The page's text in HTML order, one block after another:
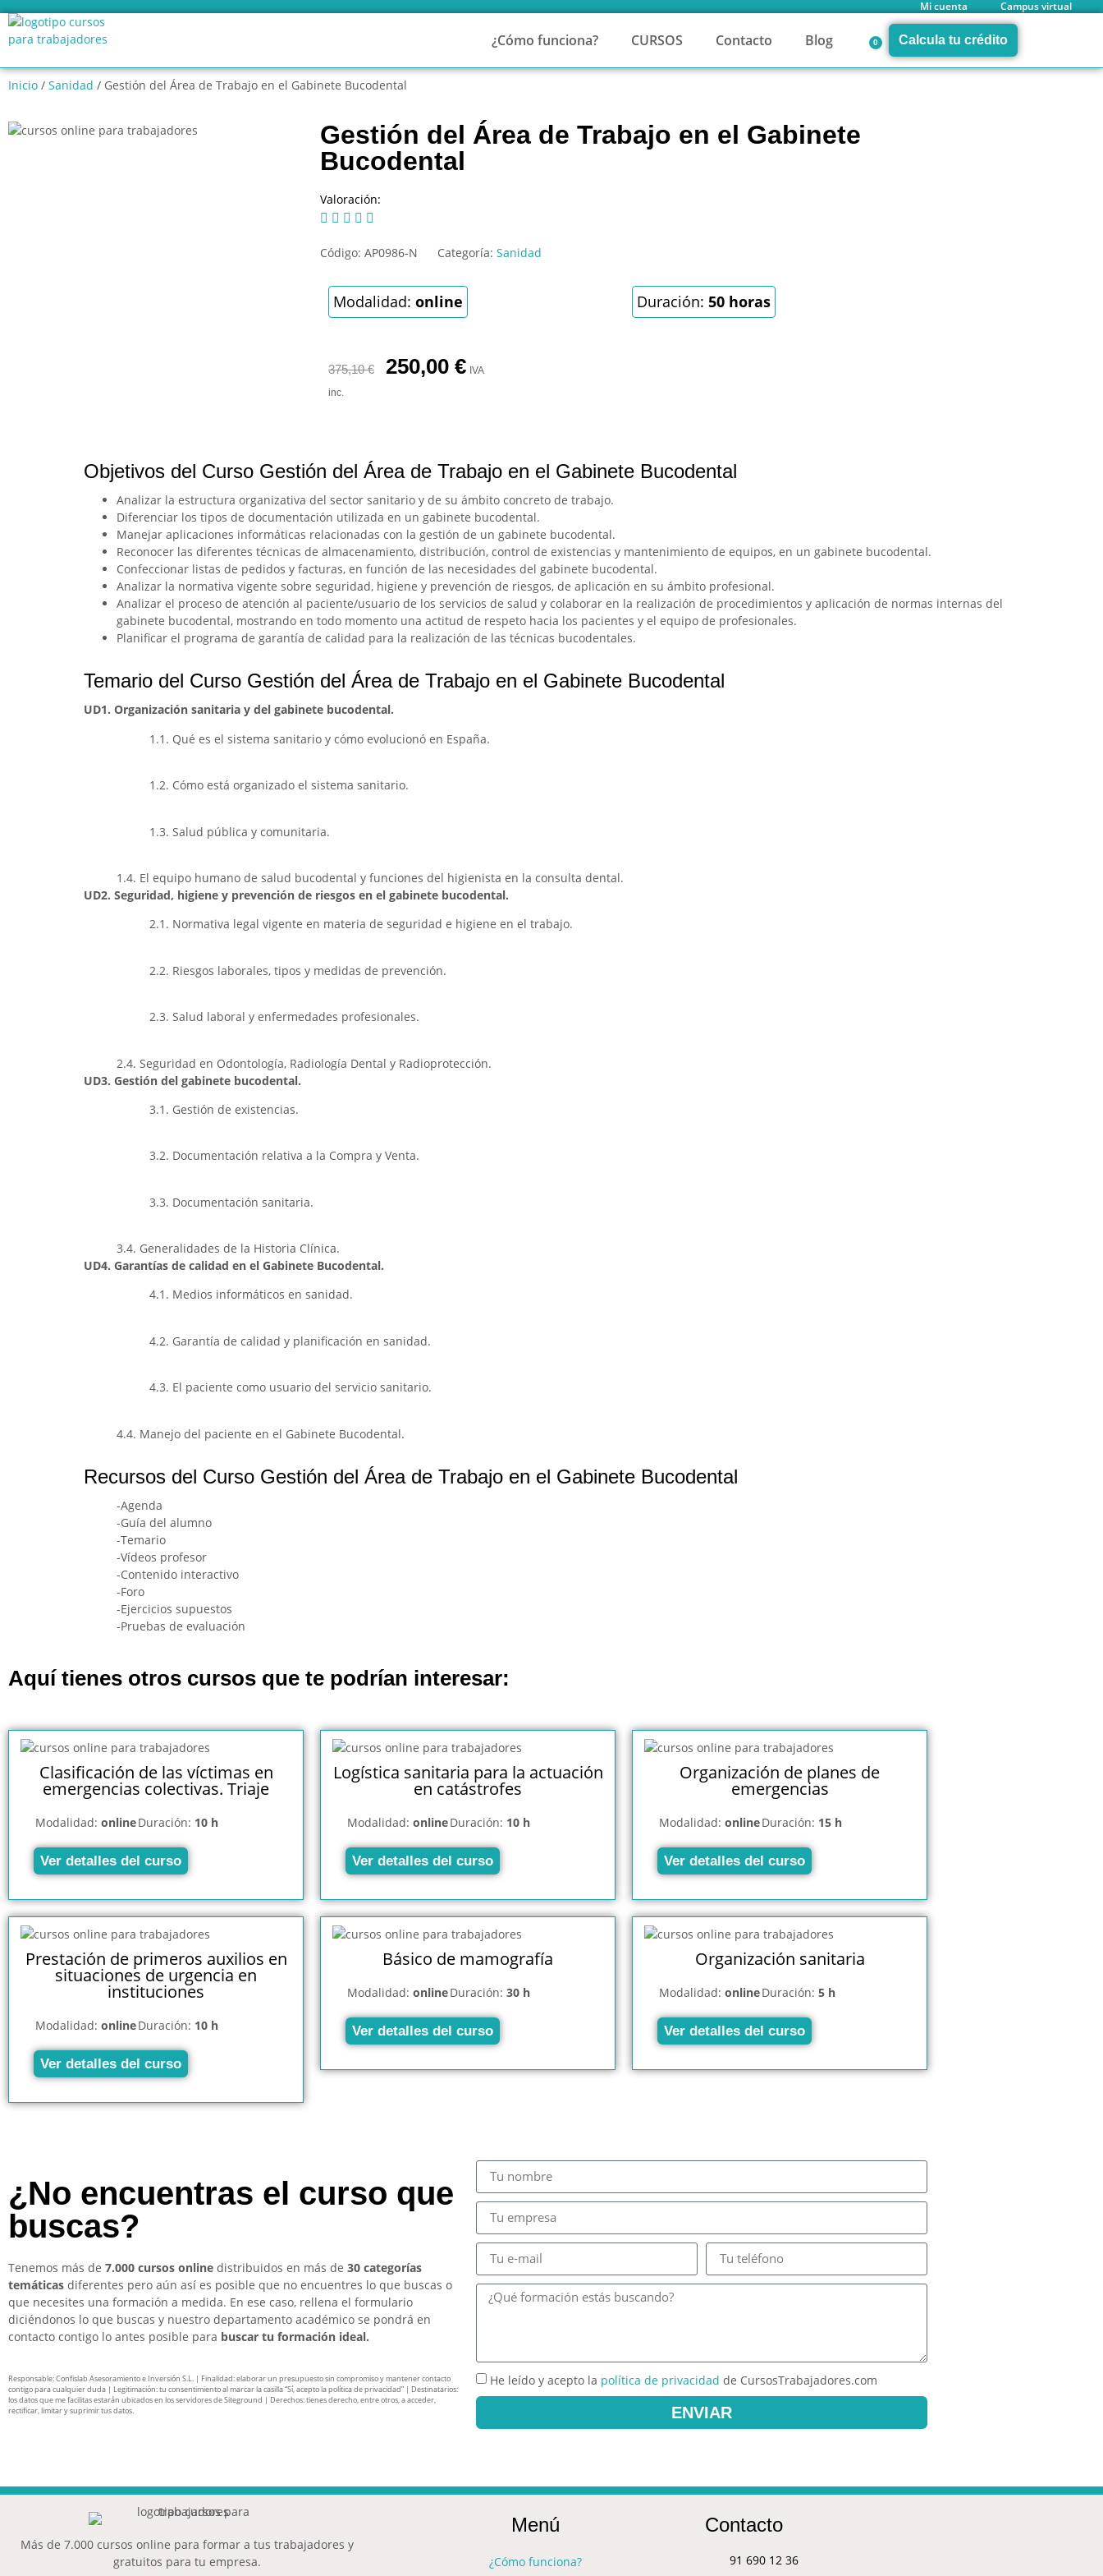
Mi cuenta Campus virtual
¿Cómo funciona? CURSOS Contacto Blog 0 Calcula tu crédito
Inicio / Sanidad / Gestión del Área de Trabajo en el Gabinete Bucodental
Gestión del Área de Trabajo en el Gabinete
Bucodental
Valoración:
    
Código: AP0986-N Categoría: Sanidad
Modalidad: online Duración: 50 horas
375,10€ 250,00 € IVA
inc.
Objetivos del Curso Gestión del Área de Trabajo en el Gabinete Bucodental
Analizar la estructura organizativa del sector sanitario y de su ámbito concreto de trabajo.
Diferenciar los tipos de documentación utilizada en un gabinete bucodental.
Manejar aplicaciones informáticas relacionadas con la gestión de un gabinete bucodental.
Reconocer las diferentes técnicas de almacenamiento, distribución, control de existencias y mantenimiento de equipos, en un gabinete bucodental.
Confeccionar listas de pedidos y facturas, en función de las necesidades del gabinete bucodental.
Analizar la normativa vigente sobre seguridad, higiene y prevención de riesgos, de aplicación en su ámbito profesional.
Analizar el proceso de atención al paciente/usuario de los servicios de salud y colaborar en la realización de procedimientos y aplicación de normas internas del
gabinete bucodental, mostrando en todo momento una actitud de respeto hacia los pacientes y el equipo de profesionales.
Planificar el programa de garantía de calidad para la realización de las técnicas bucodentales.
Temario del Curso Gestión del Área de Trabajo en el Gabinete Bucodental
UD1. Organización sanitaria y del gabinete bucodental.
1.1. Qué es el sistema sanitario y cómo evolucionó en España.
1.2. Cómo está organizado el sistema sanitario.
1.3. Salud pública y comunitaria.
1.4. El equipo humano de salud bucodental y funciones del higienista en la consulta dental.
UD2. Seguridad, higiene y prevención de riesgos en el gabinete bucodental.
2.1. Normativa legal vigente en materia de seguridad e higiene en el trabajo.
2.2. Riesgos laborales, tipos y medidas de prevención.
2.3. Salud laboral y enfermedades profesionales.
2.4. Seguridad en Odontología, Radiología Dental y Radioprotección.
UD3. Gestión del gabinete bucodental.
3.1. Gestión de existencias.
3.2. Documentación relativa a la Compra y Venta.
3.3. Documentación sanitaria.
3.4. Generalidades de la Historia Clínica.
UD4. Garantías de calidad en el Gabinete Bucodental.
4.1. Medios informáticos en sanidad.
4.2. Garantía de calidad y planificación en sanidad.
4.3. El paciente como usuario del servicio sanitario.
4.4. Manejo del paciente en el Gabinete Bucodental.
Recursos del Curso Gestión del Área de Trabajo en el Gabinete Bucodental
-Agenda
-Guía del alumno
-Temario
-Vídeos profesor
-Contenido interactivo
-Foro
-Ejercicios supuestos
-Pruebas de evaluación
Aquí tienes otros cursos que te podrían interesar:
Clasificación de las víctimas en
emergencias colectivas. Triaje
Modalidad: onlineDuración: 10 h
Ver detalles del curso
Logística sanitaria para la actuación
en catástrofes
Modalidad: onlineDuración: 10 h
Ver detalles del curso
Organización de planes de
emergencias
Modalidad: onlineDuración: 15 h
Ver detalles del curso
Prestación de primeros auxilios en
situaciones de urgencia en
instituciones
Modalidad: onlineDuración: 10 h
Ver detalles del curso
Básico de mamografía
Modalidad: onlineDuración: 30 h
Ver detalles del curso
Organización sanitaria
Modalidad: onlineDuración: 5 h
Ver detalles del curso
¿No encuentras el curso que
buscas?
Tenemos más de 7.000 cursos online distribuidos en más de 30 categorías
temáticas diferentes pero aún así es posible que no encuentres lo que buscas o
que necesites una formación a medida. En ese caso, rellena el formulario
diciéndonos lo que buscas y nuestro departamento académico se pondrá en
contacto contigo lo antes posible para buscar tu formación ideal.
Responsable: Confislab Asesoramiento e Inversión S.L. | Finalidad: elaborar un presupuesto sin compromiso y mantener contacto
contigo para cualquier duda | Legitimación: tu consentimiento al marcar la casilla “Sí, acepto la política de privacidad” | Destinatarios:
los datos que me facilitas estarán ubicados en los servidores de Siteground | Derechos: tienes derecho, entre otros, a acceder,
rectificar, limitar y suprimir tus datos.
He leído y acepto la política de privacidad de CursosTrabajadores.com
ENVIAR
Más de 7.000 cursos online para formar a tus trabajadores y
gratuitos para tu empresa.
Menú
¿Cómo funciona?
Contacto
91 690 12 36